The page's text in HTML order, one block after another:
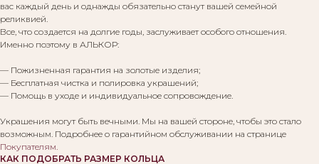
вас каждый день и однажды обязательно станут вашей семейной
реликвией.
Все, что создается на долгие годы, заслуживает особого отношения.
Именно поэтому в АЛЬКОР:
— Пожизненная гарантия на золотые изделия;
— Бесплатная чистка и полировка украшений;
— Помощь в уходе и индивидуальное сопровождение.
Украшения могут быть вечными. Мы на вашей стороне, чтобы это стало
возможным. Подробнее о гарантийном обслуживании на странице
Покупателям.
КАК ПОДОБРАТЬ РАЗМЕР КОЛЬЦА
Вам могут понравиться: